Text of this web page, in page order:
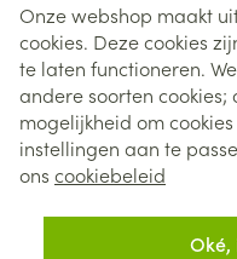
Onze webshop maakt
cookies. Deze cookies
te laten functioneren.
andere soorten
mogelijkheid om
instellingen aan te
ons cookiebeleid
Juridische links